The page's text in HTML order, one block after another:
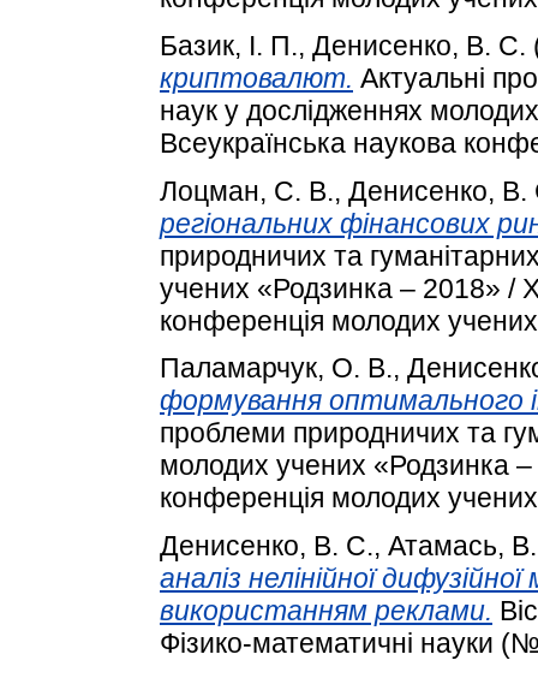
Базик, І. П., Денисенко, В. С.
криптовалют. Актуальні
наук у дослідженнях
Всеукраїнська наукова
Лоцман, С. В., Денисенко, В.
регіональних фінансових
природничих та
учених «Родзинка – 2018» /
конференція молодих
Паламарчук, О. В.,
формування оптимального
проблеми природничих та
молодих учених «Родзинка
конференція молодих
Денисенко, В. С., Атамась,
аналіз нелінійної
використанням реклами.
Фізико-математичні науки